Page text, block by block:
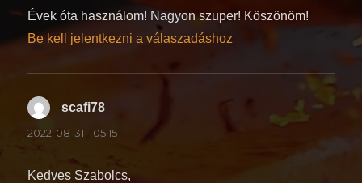
Évek óta használom! Nagyon szuper! Köszönöm!
Be kell jelentkezni a válaszadáshoz
scafi78
2022-08-31 - 05:15
Kedves Szabolcs,